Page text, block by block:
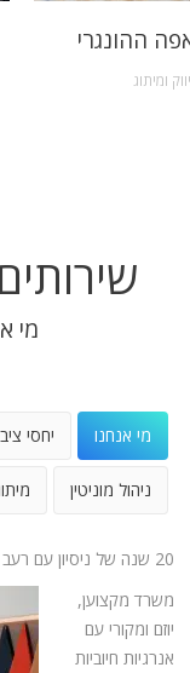
ההונגרי
ומיתוג
מי
מי אנחנו יחסי
ניהול מוניטין
20 שנה של ניסיון עם רעב יומיומי לתוצאות והישגים.
משרד מקצוען,
יוזם ומקורי עם
אנרגיות חיוביות